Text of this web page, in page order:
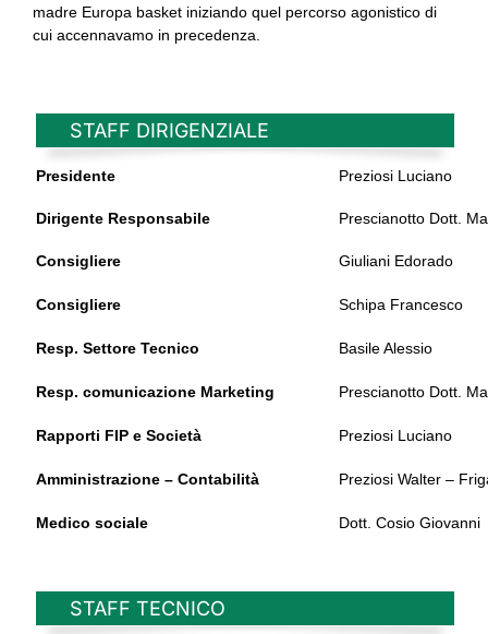
madre Europa basket iniziando quel percorso agonistico di
cui accennavamo in precedenza.
STAFF DIRIGENZIALE
Presidente Preziosi Luciano
Dirigente Responsabile Prescianotto Dott.
Consigliere Giuliani Edorado
Consigliere Schipa Francesco
Resp. Settore Tecnico Basile Alessio
Resp. comunicazione Marketing Prescianotto Dott.
Rapporti FIP e Società Preziosi Luciano
Amministrazione – Contabilità Preziosi Walter –
Medico sociale Dott. Cosio Giovanni
STAFF TECNICO